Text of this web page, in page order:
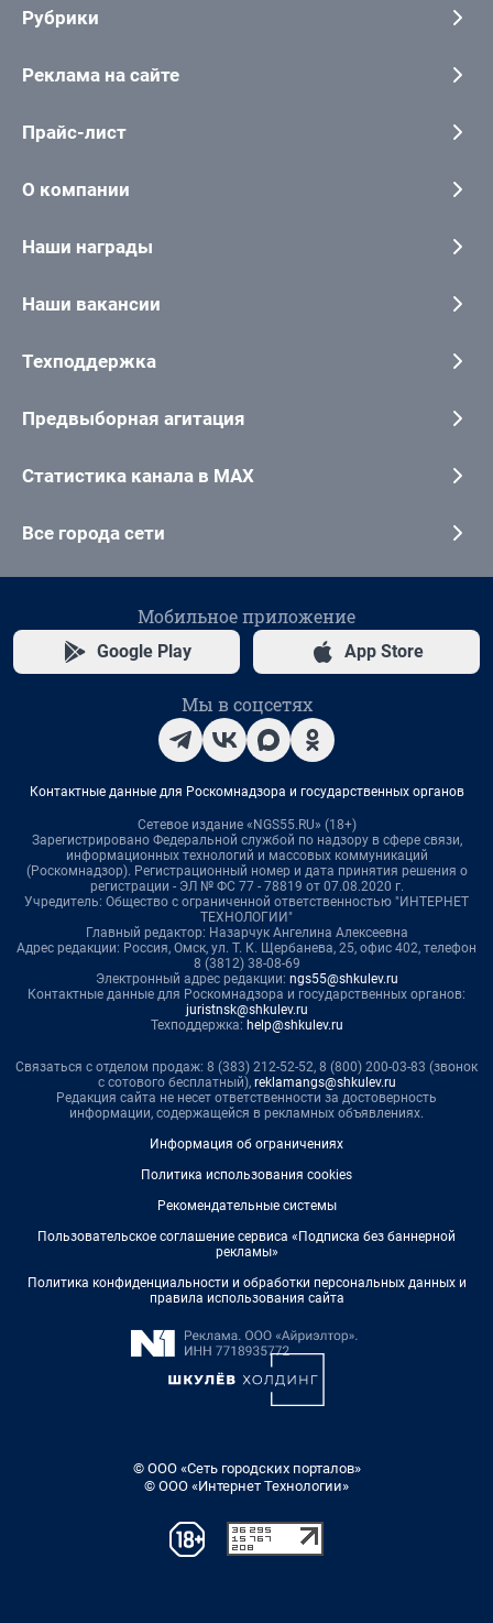
Рубрики
Реклама на сайте
Прайс-лист
О компании
Наши награды
Наши вакансии
Техподдержка
Предвыборная агитация
Статистика канала в MAX
Все города сети
Мобильное приложение
Google Play App Store
Мы в соцсетях
Контактные данные для Роскомнадзора и государственных органов
Сетевое издание «NGS55.RU» (18+)
Зарегистрировано Федеральной службой по надзору в сфере связи,
информационных технологий и массовых коммуникаций
(Роскомнадзор). Регистрационный номер и дата принятия решения о
регистрации - ЭЛ № ФС 77 - 78819 от 07.08.2020 г.
Учредитель: Общество с ограниченной ответственностью "ИНТЕРНЕТ
ТЕХНОЛОГИИ"
Главный редактор: Назарчук Ангелина Алексеевна
Адрес редакции: Россия, Омск, ул. Т. К. Щербанева, 25, офис 402, телефон
8 (3812) 38-08-69
Электронный адрес редакции: ngs55@shkulev.ru
Контактные данные для Роскомнадзора и государственных органов:
juristnsk@shkulev.ru
Техподдержка: help@shkulev.ru
Связаться с отделом продаж: 8 (383) 212-52-52, 8 (800) 200-03-83 (звонок
с сотового бесплатный), reklamangs@shkulev.ru
Редакция сайта не несет ответственности за достоверность
информации, содержащейся в рекламных объявлениях.
Информация об ограничениях
Политика использования cookies
Рекомендательные системы
Пользовательское соглашение сервиса «Подписка без баннерной
рекламы»
Политика конфиденциальности и обработки персональных данных и
правила использования сайта
© ООО «Сеть городских порталов»
© ООО «Интернет Технологии»